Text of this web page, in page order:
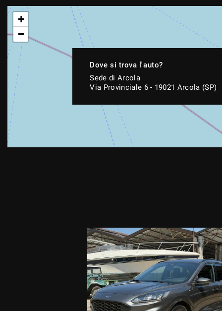
Dove si trova l'auto?
Sede di Arcola
Via Provinciale 6 - 19021 Arcola (SP)
+
−